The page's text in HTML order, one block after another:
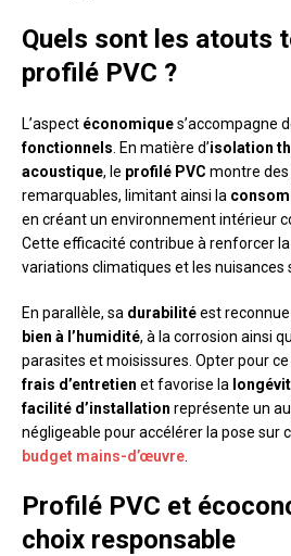
Quels sont les atouts
profilé PVC ?
L’aspect économiques’accompagne
fonctionnels . En matière d’isolation
acoustique, le profilé PVC montre
remarquables, limitant ainsi la
en créant un environnement intérieur
Cette efficacité contribue à renforcer la
variations climatiques et les nuisances
En parallèle, sa durabilitéest reconnue
bien à l’humidité, à la corrosion ainsi
parasites et moisissures. Opter pour
frais d’entretien et favorise la
facilité d’installation représente un
négligeable pour accélérer la pose sur
budget mains-d’œuvre
Profilé PVC et
choix responsable